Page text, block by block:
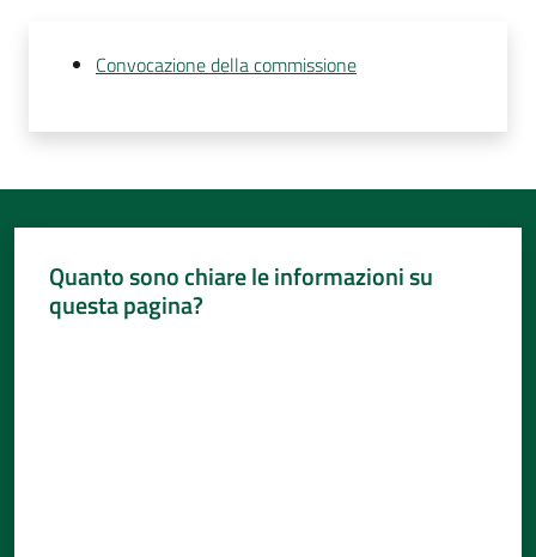
Convocazione della commissione
Quanto sono chiare le informazioni su
questa pagina?